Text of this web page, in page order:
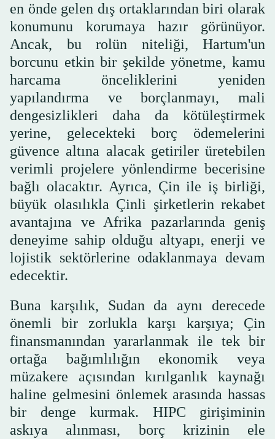
en önde gelen dış ortaklarından biri olarak
konumunu korumaya hazır görünüyor.
Ancak, bu rolün niteliği, Hartum'un
borcunu etkin bir şekilde yönetme, kamu
harcama önceliklerini yeniden
yapılandırma ve borçlanmayı, mali
dengesizlikleri daha da kötüleştirmek
yerine, gelecekteki borç ödemelerini
güvence altına alacak getiriler üretebilen
verimli projelere yönlendirme becerisine
bağlı olacaktır. Ayrıca, Çin ile iş birliği,
büyük olasılıkla Çinli şirketlerin rekabet
avantajına ve Afrika pazarlarında geniş
deneyime sahip olduğu altyapı, enerji ve
lojistik sektörlerine odaklanmaya devam
edecektir.
Buna karşılık, Sudan da aynı derecede
önemli bir zorlukla karşı karşıya; Çin
finansmanından yararlanmak ile tek bir
ortağa bağımlılığın ekonomik veya
müzakere açısından kırılganlık kaynağı
haline gelmesini önlemek arasında hassas
bir denge kurmak. HIPC girişiminin
askıya alınması, borç krizinin ele